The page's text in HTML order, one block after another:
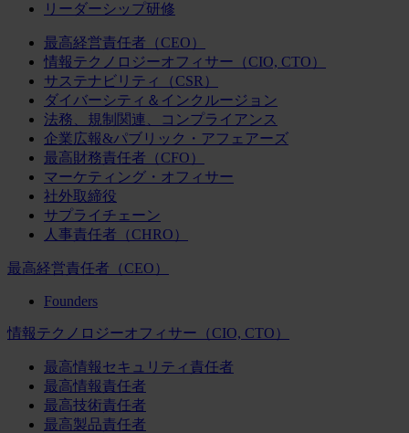
リーダーシップ研修
最高経営責任者（CEO）
情報テクノロジーオフィサー（CIO, CTO）
サステナビリティ（CSR）
ダイバーシティ＆インクルージョン
法務、規制関連、コンプライアンス
企業広報&パブリック・アフェアーズ
最高財務責任者（CFO）
マーケティング・オフィサー
社外取締役
サプライチェーン
人事責任者（CHRO）
最高経営責任者（CEO）
Founders
情報テクノロジーオフィサー（CIO, CTO）
最高情報セキュリティ責任者
最高情報責任者
最高技術責任者
最高製品責任者